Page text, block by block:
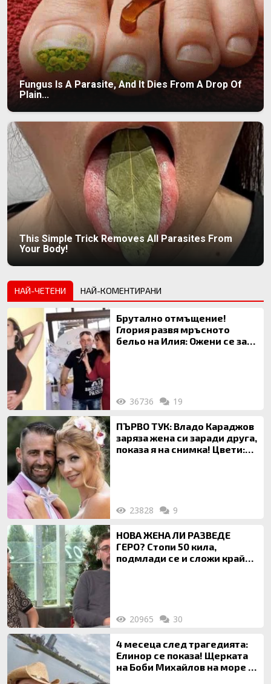
Fungus Is A Parasite, And It Dies From A Drop Of
Plain...
This Simple Trick Removes All Parasites From
Your Body!
НАЙ-ЧЕТЕНИ НАЙ-КОМЕНТИРАНИ
Брутално отмъщение!
Глория развя мръсното
бельо на Илия: Ожени се за
36736 19
ПЪРВО ТУК: Владо Караджов
заряза жена си заради друга,
показа я на снимка! Цвети:
23828 9
НОВА ЖЕНА ЛИ РАЗВЕДЕ
ГЕРО? Стопи 50 кила,
подмлади се и сложи край
20965 30
4 месеца след трагедията:
Елинор се показа! Щерката
на Боби Михайлов на море с